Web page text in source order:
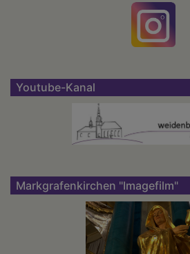
Youtube-Kanal
Markgrafenkirchen "Imagefilm"